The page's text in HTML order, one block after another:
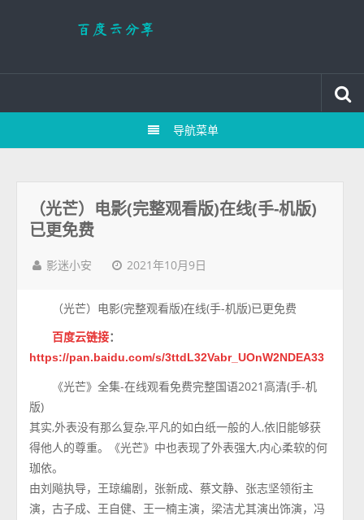
导航菜单
（光芒）电影(完整观看版)在线(手-机版)
已更免费
影迷小安 2021年10月9日
（光芒）电影(完整观看版)在线(手-机版)已更免费
百度云链接：
https://pan.baidu.com/s/3ttdL32Vabr_UOnW2NDEA33
《光芒》全集-在线观看免费完整国语2021高清(手-机
版)
其实,外表没有那么复杂,平凡的如白纸一般的人,依旧能够获
得他人的尊重。《光芒》中也表现了外表强大,内心柔软的何
珈依。
由刘飚执导，王琼编剧，张新成、蔡文静、张志坚领衔主
演，古子成、王自健、王一楠主演，梁洁尤其演出饰演，冯